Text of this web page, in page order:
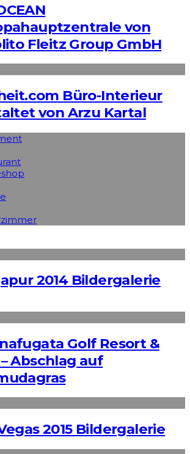
von
Fleitz Group GmbH
Büro-Interieur
von Arzu Kartal
2014 Bildergalerie
Golf Resort &
– Abschlag auf
2015 Bildergalerie